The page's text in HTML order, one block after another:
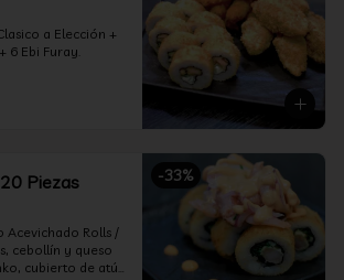
envuelto en
a Elección +
6 Ebi Furay.
-33%
Piezas
Acevichado Rolls /
cebollín y queso
cubierto de atún